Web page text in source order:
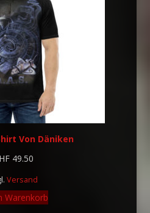
Von Däniken
49.50
Versand
Warenkorb